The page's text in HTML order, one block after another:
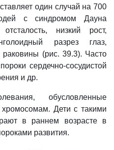
один случай на 700
с синдромом Дауна
низкий рост,
разрез глаз,
(рис. 39.3). Часто
сердечно-сосудистой
и др.
обусловленные
Дети с такими
в раннем возрасте в
развития.